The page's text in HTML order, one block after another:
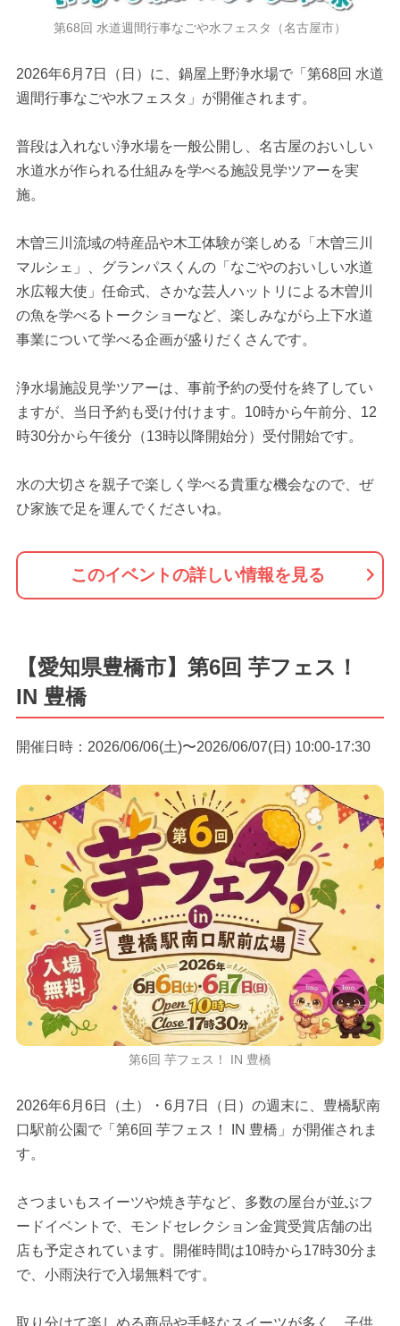
第68回 水道週間行事なごや水フェスタ（名古屋市）
2026年6月7日（日）に、鍋屋上野浄水場で「第68回 水道
週間行事なごや水フェスタ」が開催されます。
普段は入れない浄水場を一般公開し、名古屋のおいしい
水道水が作られる仕組みを学べる施設見学ツアーを実
施。
木曽三川流域の特産品や木工体験が楽しめる「木曽三川
マルシェ」、グランパスくんの「なごやのおいしい水道
水広報大使」任命式、さかな芸人ハットリによる木曽川
の魚を学べるトークショーなど、楽しみながら上下水道
事業について学べる企画が盛りだくさんです。
浄水場施設見学ツアーは、事前予約の受付を終了してい
ますが、当日予約も受け付けます。10時から午前分、12
時30分から午後分（13時以降開始分）受付開始です。
水の大切さを親子で楽しく学べる貴重な機会なので、ぜ
ひ家族で足を運んでくださいね。
このイベントの詳しい情報を見る
【愛知県豊橋市】第6回 芋フェス！
IN 豊橋
開催日時：2026/06/06(土)〜2026/06/07(日) 10:00-17:30
第6回 芋フェス！ IN 豊橋
2026年6月6日（土）・6月7日（日）の週末に、豊橋駅南
口駅前公園で「第6回 芋フェス！ IN 豊橋」が開催されま
す。
さつまいもスイーツや焼き芋など、多数の屋台が並ぶフ
ードイベントで、モンドセレクション金賞受賞店舗の出
店も予定されています。開催時間は10時から17時30分ま
で、小雨決行で入場無料です。
取り分けて楽しめる商品や手軽なスイーツが多く、子供